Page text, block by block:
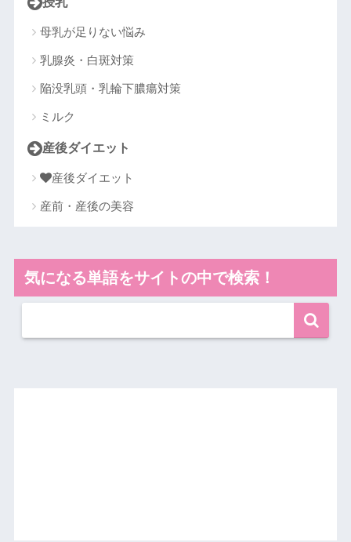
母乳が足りない悩み
乳腺炎・白斑対策
陥没乳頭・乳輪下膿瘍対策
ミルク
産後ダイエット
産後ダイエット
産前・産後の美容
気になる単語をサイトの中で検索！